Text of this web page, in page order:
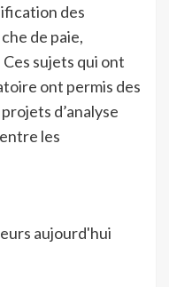
des
de paie,
sujets qui ont
ont permis des
d’analyse
les
aujourd'hui